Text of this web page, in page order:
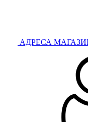
АДРЕСА